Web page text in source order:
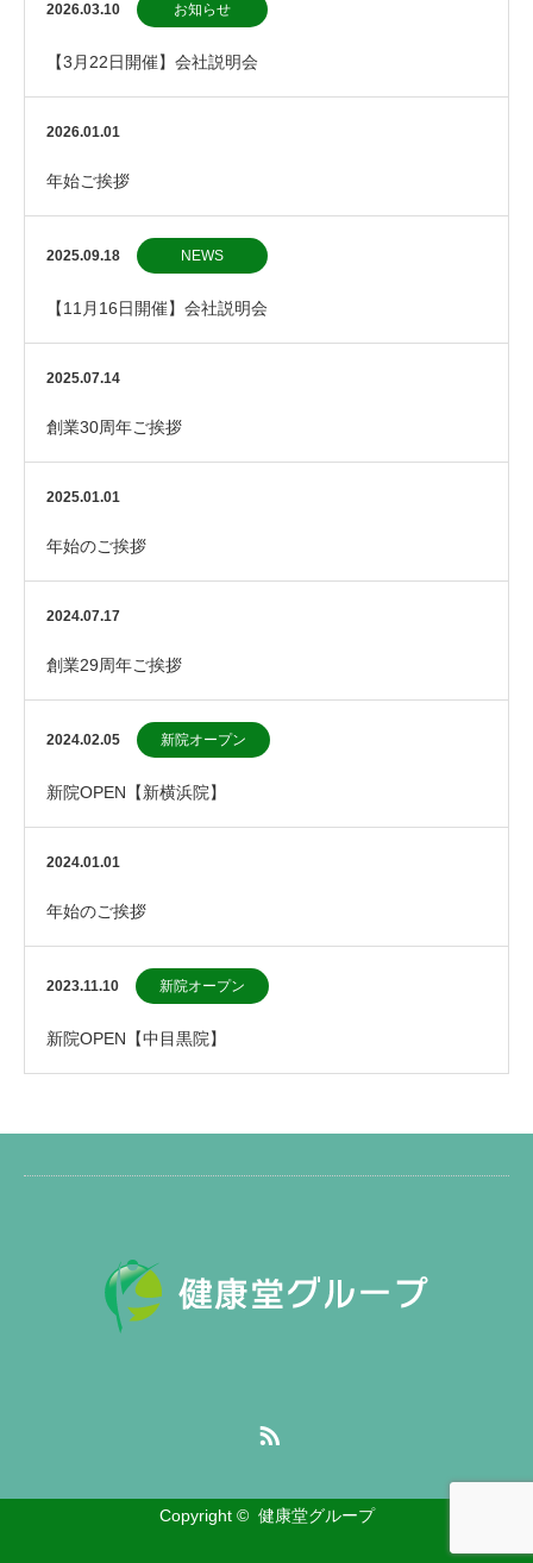
2026.03.10 お知らせ
【3月22日開催】会社説明会
2026.01.01
年始ご挨拶
2025.09.18 NEWS
【11月16日開催】会社説明会
2025.07.14
創業30周年ご挨拶
2025.01.01
年始のご挨拶
2024.07.17
創業29周年ご挨拶
2024.02.05 新院オープン
新院OPEN【新横浜院】
2024.01.01
年始のご挨拶
2023.11.10 新院オープン
新院OPEN【中目黒院】
Copyright © 健康堂グループ